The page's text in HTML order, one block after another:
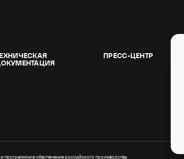
ПРЕСС-ЦЕНТР
программное обеспечение российского производства